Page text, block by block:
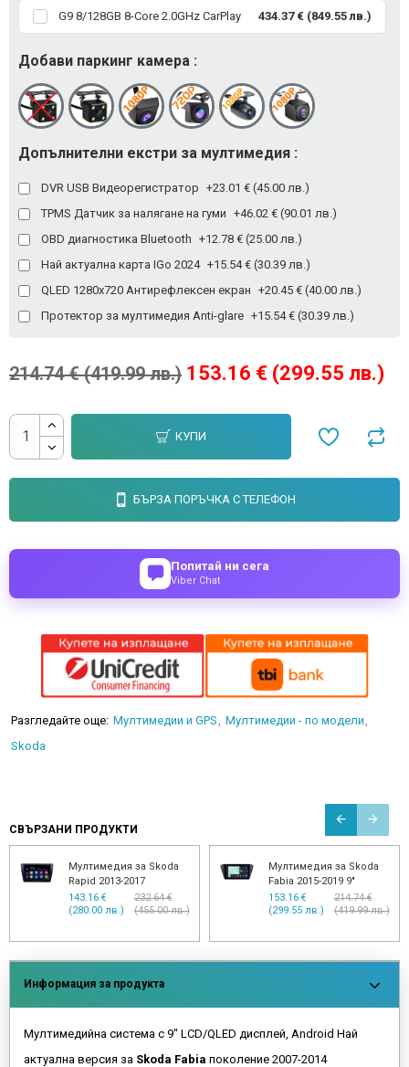
153.16 € (299.55 лв.)
214.74 € (419.99 лв.)
G9 8/128GB 8-Core 2.0GHz CarPlay 434.37 € (849.55 лв.)
Добави паркинг камера :
Допълнителни екстри за мултимедия :
DVR USB Видеорегистратор +23.01 € (45.00 лв.)
TPMS Датчик за налягане на гуми +46.02 € (90.01 лв.)
OBD диагностика Bluetooth +12.78 € (25.00 лв.)
Най актуална карта IGo 2024 +15.54 € (30.39 лв.)
QLED 1280x720 Антирефлексен екран +20.45 € (40.00 лв.)
Протектор за мултимедия Anti-glare +15.54 € (30.39 лв.)
КУПИ
БЪРЗА ПОРЪЧКА С ТЕЛЕФОН
Попитай ни сега
Viber Chat
Разгледайте още: Мултимедии и GPS
Мултимедии - по модели
Skoda
СВЪРЗАНИ ПРОДУКТИ
Мултимедия за Skoda
Rapid 2013-2017
143.16 €
(280.00 лв.)
232.64 €
(455.00 лв.)
Мултимедия за Skoda
Fabia 2015-2019 9"
153.16 €
(299.55 лв.)
214.74 €
(419.99 лв.)
Информация за продукта
Мултимедийна система с 9" LCD/QLED дисплей, Android Най
актуална версия за Skoda Fabia поколение 2007-2014